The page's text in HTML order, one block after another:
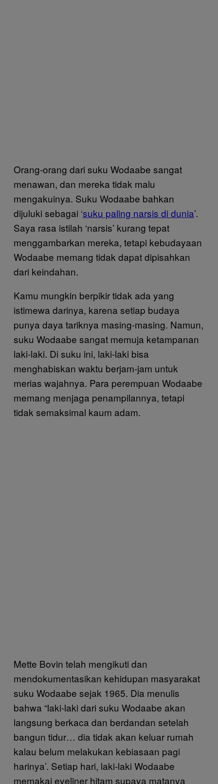
Orang-orang dari suku Wodaabe sangat
menawan, dan mereka tidak malu
mengakuinya. Suku Wodaabe bahkan
dijuluki sebagai ‘suku paling narsis di dunia’.
Saya rasa istilah ‘narsis’ kurang tepat
menggambarkan mereka, tetapi kebudayaan
Wodaabe memang tidak dapat dipisahkan
dari keindahan.
Kamu mungkin berpikir tidak ada yang
istimewa darinya, karena setiap budaya
punya daya tariknya masing-masing. Namun,
suku Wodaabe sangat memuja ketampanan
laki-laki. Di suku ini, laki-laki bisa
menghabiskan waktu berjam-jam untuk
merias wajahnya. Para perempuan Wodaabe
memang menjaga penampilannya, tetapi
tidak semaksimal kaum adam.
Mette Bovin telah mengikuti dan
mendokumentasikan kehidupan masyarakat
suku Wodaabe sejak 1965. Dia menulis
bahwa “laki-laki dari suku Wodaabe akan
langsung berkaca dan berdandan setelah
bangun tidur… dia tidak akan keluar rumah
kalau belum melakukan kebiasaan pagi
harinya’. Setiap hari, laki-laki Wodaabe
memakai eyeliner hitam supaya matanya